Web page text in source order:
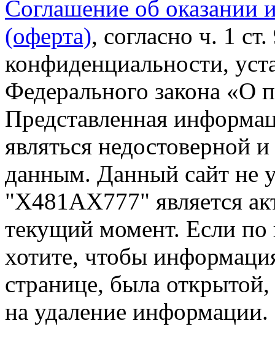
Соглашение об оказании
(оферта), согласно ч. 1
конфиденциальности,
Федерального закона «О
Представленная
являться недостоверной
данным. Данный сайт не
"Х481АХ777" является
текущий момент. Если
хотите, чтобы
странице, была открытой,
на удаление информации.